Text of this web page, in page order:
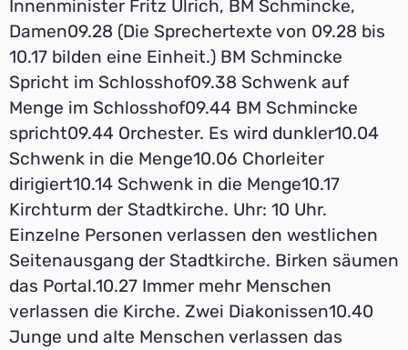
Innenminister Fritz Ulrich, BM Schmincke,
Damen09.28 (Die Sprechertexte von 09.28 bis
10.17 bilden eine Einheit.) BM Schmincke
Spricht im Schlosshof09.38 Schwenk auf
Menge im Schlosshof09.44 BM Schmincke
spricht09.44 Orchester. Es wird dunkler10.04
Schwenk in die Menge10.06 Chorleiter
dirigiert10.14 Schwenk in die Menge10.17
Kirchturm der Stadtkirche. Uhr: 10 Uhr.
Einzelne Personen verlassen den westlichen
Seitenausgang der Stadtkirche. Birken säumen
das Portal.10.27 Immer mehr Menschen
verlassen die Kirche. Zwei Diakonissen10.40
Junge und aIte Menschen verlassen das